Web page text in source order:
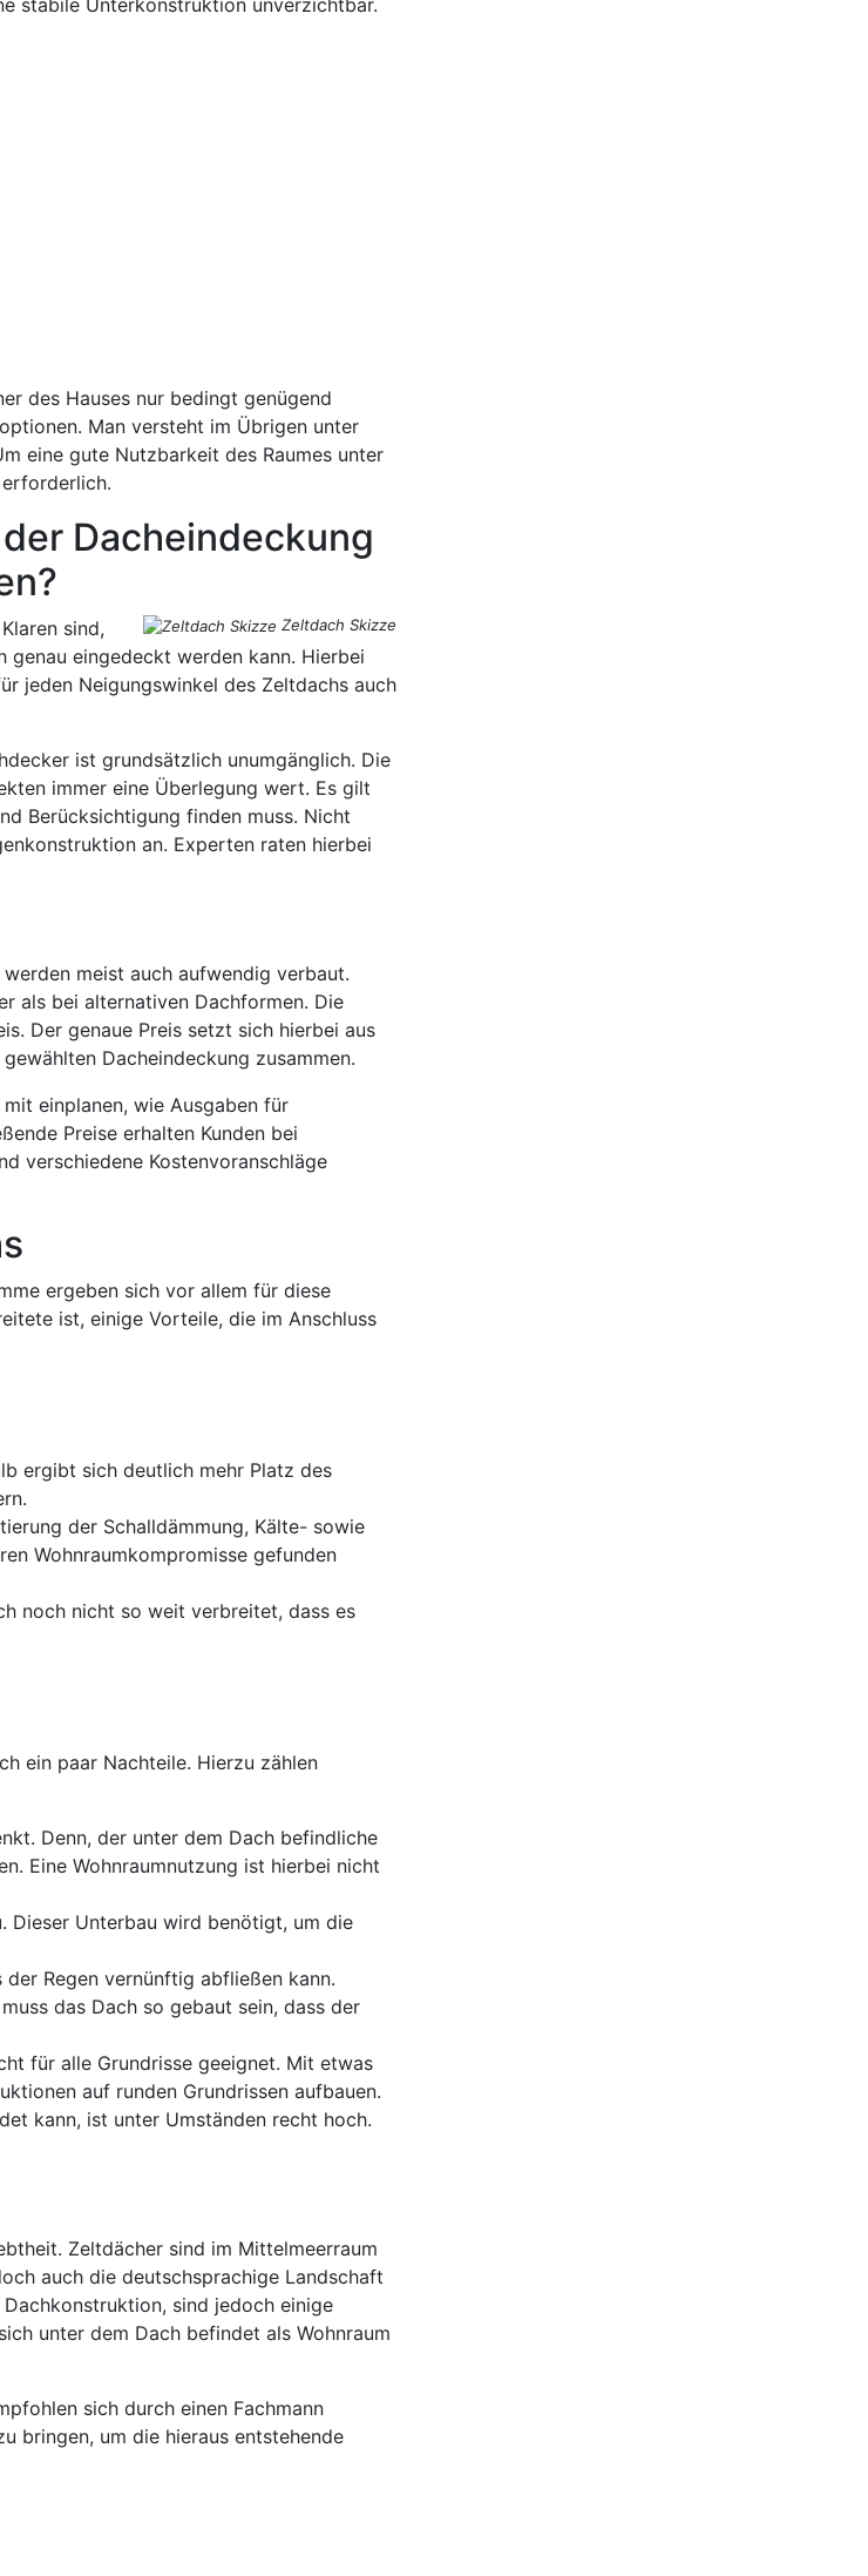
stabile Unterkonstruktion unverzichtbar.
des Hauses nur bedingt genügend
Man versteht im Übrigen unter
eine gute Nutzbarkeit des Raumes unter
Dacheindeckung
Zeltdach Skizze
sind,
genau eingedeckt werden kann. Hierbei
jeden Neigungswinkel des Zeltdachs auch
ist grundsätzlich unumgänglich. Die
immer eine Überlegung wert. Es gilt
Berücksichtigung finden muss. Nicht
an. Experten raten hierbei
meist auch aufwendig verbaut.
als bei alternativen Dachformen. Die
Der genaue Preis setzt sich hierbei aus
Dacheindeckung zusammen.
einplanen, wie Ausgaben für
Preise erhalten Kunden bei
verschiedene Kostenvoranschläge
ergeben sich vor allem für diese
ist, einige Vorteile, die im Anschluss
ergibt sich deutlich mehr Platz des
der Schalldämmung, Kälte- sowie
Wohnraumkompromisse gefunden
noch nicht so weit verbreitet, dass es
ein paar Nachteile. Hierzu zählen
Denn, der unter dem Dach befindliche
Eine Wohnraumnutzung ist hierbei nicht
Dieser Unterbau wird benötigt, um die
Regen vernünftig abfließen kann.
das Dach so gebaut sein, dass der
für alle Grundrisse geeignet. Mit etwas
auf runden Grundrissen aufbauen.
kann, ist unter Umständen recht hoch.
Zeltdächer sind im Mittelmeerraum
auch die deutschsprachige Landschaft
sind jedoch einige
unter dem Dach befindet als Wohnraum
sich durch einen Fachmann
bringen, um die hieraus entstehende